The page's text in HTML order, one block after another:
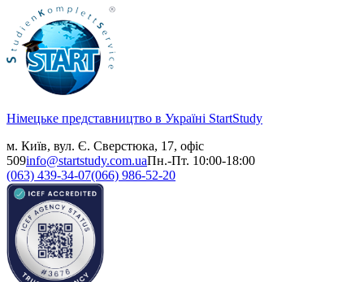
Німецьке представництво в Україні StartStudy
м. Київ, вул. Є. Сверстюка, 17, офіс
509info@startstudy.com.uaПн.-Пт. 10:00-18:00
(063) 439-34-07(066) 986-52-20